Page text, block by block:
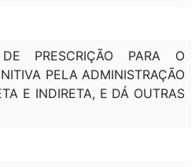
DE PRESCRIÇÃO PARA O
PELA ADMINISTRAÇÃO
E INDIRETA, E DÁ OUTRAS